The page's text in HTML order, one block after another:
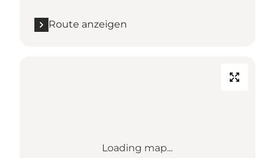
Route anzeigen
Loading map...